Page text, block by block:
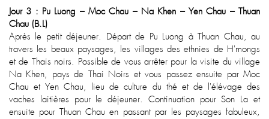
Jour 3 : Pu Luong – Moc Chau – Na Khen – Yen Chau – Thuan
Chau (B.L)
Après le petit déjeuner. Départ de Pu Luong à Thuan Chau, au
travers les beaux paysages, les villages des ethnies de H'mongs
et de Thais noirs. Possible de vous arrêter pour la visite du village
Na Khen, pays de Thai Noirs et vous passez ensuite par Moc
Chau et Yen Chau, lieu de culture du thé et de l'élévage des
vaches laitières pour le déjeuner. Continuation pour Son La et
ensuite pour Thuan Chau en passant par les paysages fabuleux,